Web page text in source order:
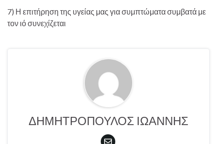
7) Η επιτήρηση της υγείας μας για συμπτώματα συμβατά με
τον ιό συνεχίζεται
ΔΗΜΗΤΡΟΠΟΥΛΟΣ ΙΩΑΝΝΗΣ